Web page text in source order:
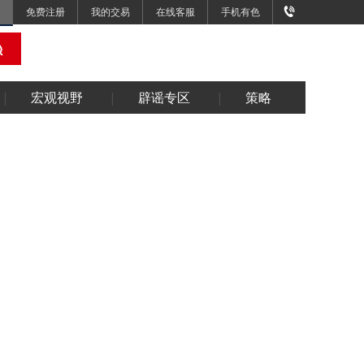
免费注册 我的交易 在线客服 手机有色
宏观视野 辟谣专区 策略